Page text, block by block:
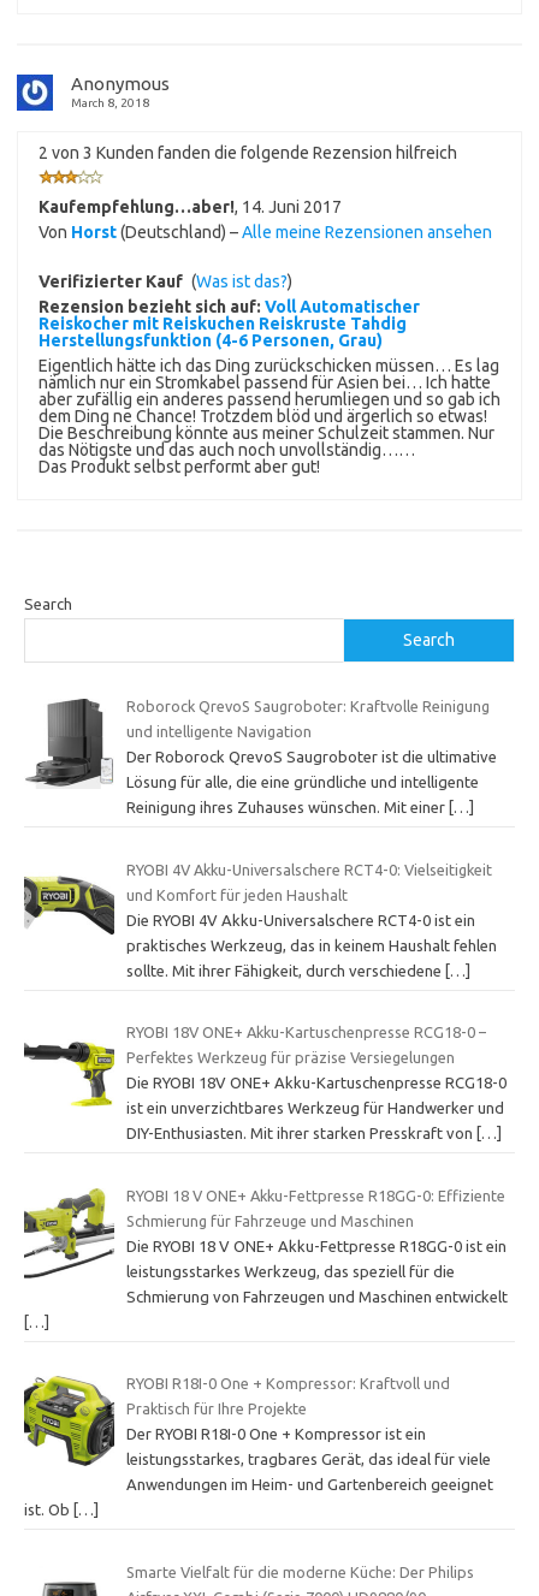
Anonymous
March 8, 2018
2 von 3 Kunden fanden die folgende Rezension hilfreich
Kaufempfehlung…aber!, 14. Juni 2017
Von Horst(Deutschland) –Alle meine Rezensionen ansehen
Verifizierter Kauf (Was ist das?)
Rezension bezieht sich auf: Voll Automatischer
Reiskocher mit Reiskuchen Reiskruste Tahdig
Herstellungsfunktion (4-6 Personen, Grau)
Eigentlich hätte ich das Ding zurückschicken müssen… Es lag
nämlich nur ein Stromkabel passend für Asien bei… Ich hatte
aber zufällig ein anderes passend herumliegen und so gab ich
dem Ding ne Chance! Trotzdem blöd und ärgerlich so etwas!
Die Beschreibung könnte aus meiner Schulzeit stammen. Nur
das Nötigste und das auch noch unvollständig……
Das Produkt selbst performt aber gut!
Search
Search
Roborock QrevoS Saugroboter: Kraftvolle Reinigung
und intelligente Navigation
Der Roborock QrevoS Saugroboter ist die ultimative
Lösung für alle, die eine gründliche und intelligente
Reinigung ihres Zuhauses wünschen. Mit einer […]
RYOBI 4V Akku-Universalschere RCT4-0: Vielseitigkeit
und Komfort für jeden Haushalt
Die RYOBI 4V Akku-Universalschere RCT4-0 ist ein
praktisches Werkzeug, das in keinem Haushalt fehlen
sollte. Mit ihrer Fähigkeit, durch verschiedene […]
RYOBI 18V ONE+ Akku-Kartuschenpresse RCG18-0 –
Perfektes Werkzeug für präzise Versiegelungen
Die RYOBI 18V ONE+ Akku-Kartuschenpresse RCG18-0
ist ein unverzichtbares Werkzeug für Handwerker und
DIY-Enthusiasten. Mit ihrer starken Presskraft von
[…]
RYOBI 18 V ONE+ Akku-Fettpresse R18GG-0: Effiziente
Schmierung für Fahrzeuge und Maschinen
Die RYOBI 18 V ONE+ Akku-Fettpresse R18GG-0 ist ein
leistungsstarkes Werkzeug, das speziell für die
Schmierung von Fahrzeugen und Maschinen entwickelt
[…]
RYOBI R18I-0 One + Kompressor: Kraftvoll und
Praktisch für Ihre Projekte
Der RYOBI R18I-0 One + Kompressor ist ein
leistungsstarkes, tragbares Gerät, das ideal für viele
Anwendungen im Heim- und Gartenbereich geeignet
ist. Ob
[…]
Smarte Vielfalt für die moderne Küche: Der Philips